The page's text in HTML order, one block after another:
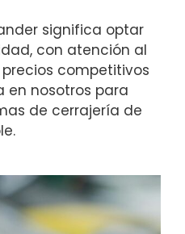
significa optar
con atención al
competitivos
en nosotros para
de cerrajería de